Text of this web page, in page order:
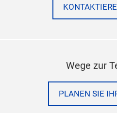
Wege zur
PLANEN SIE